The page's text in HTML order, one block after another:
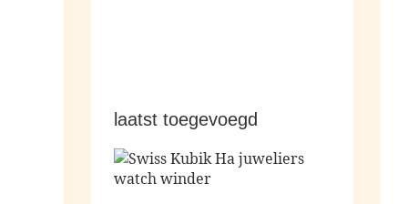
laatst toegevoegd